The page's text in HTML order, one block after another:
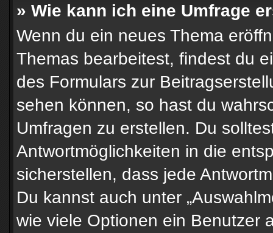
» Wie kann ich eine Umfrage
Wenn du ein neues Thema
Themas bearbeitest, findest du
des Formulars zur
sehen können, so hast du
Umfragen zu erstellen. Du
Antwortmöglichkeiten in die
sicherstellen, dass jede
Du kannst auch unter
wie viele Optionen ein Benutzer